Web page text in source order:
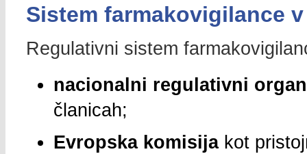
Sistem farmakovigilance v
Regulativni sistem
nacionalni regulativni
članicah;
Evropska komisijakot